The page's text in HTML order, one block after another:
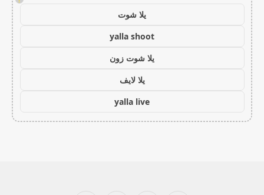
يلا شوت
yalla shoot
يلا شوت زون
يلا لايف
yalla live